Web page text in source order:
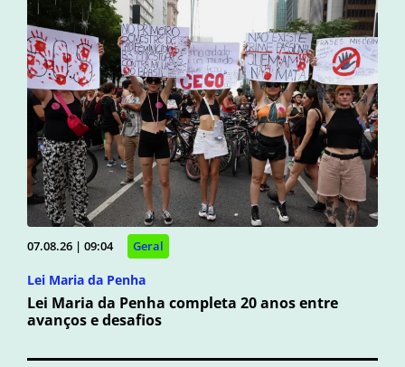
07.08.26 | 09:04 Geral
Lei Maria da Penha
Lei Maria da Penha completa 20 anos entre
avanços e desafios